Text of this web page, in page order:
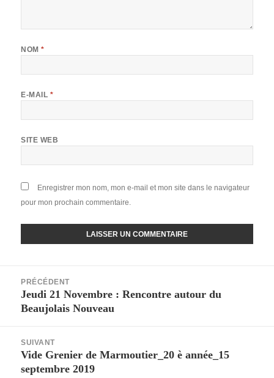
NOM*
E-MAIL *
SITE WEB
Enregistrer mon nom, mon e-mail et mon site dans le navigateur
pour mon prochain commentaire.
PRÉCÉDENT
Article
précédent :
Jeudi 21 Novembre : Rencontre autour du
Beaujolais Nouveau
SUIVANT
Article
suivant :
Vide Grenier de Marmoutier_20 è année_15
septembre 2019